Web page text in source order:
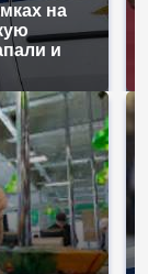
на
и